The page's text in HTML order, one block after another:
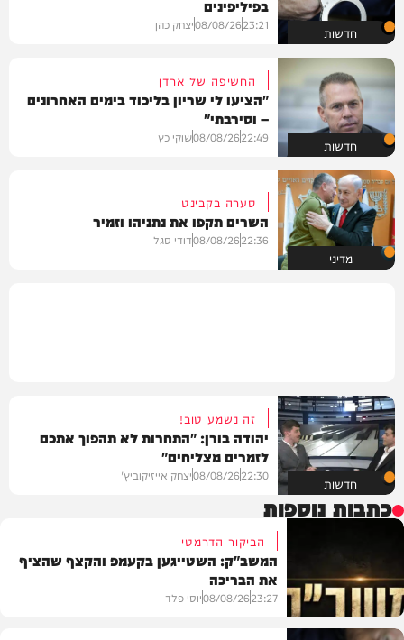
חדשות
בפיליפינים
23:21
08/08/26יצחק כהן
חדשות
החשיפה של ארדן
"הציעו לי שריון בליכוד בימים האחרונים
– וסירבתי"
22:49
08/08/26שוקי כץ
מדיני
סערה בקבינט
השרים תקפו את נתניהו וזמיר
22:36
08/08/26דודי סגל
חדשות
זה נשמע טוב!
יהודה בורן: "התחרות לא תהפוך אתכם
לזמרים מצליחים"
22:30
08/08/26יצחק אייזיקוביץ'
כתבות נוספות
הביקור הדרמטי
המשב"ק: השטייגען בקעמפ והקצף שהציף
את הבריכה
23:27
08/08/26יוסי פלד